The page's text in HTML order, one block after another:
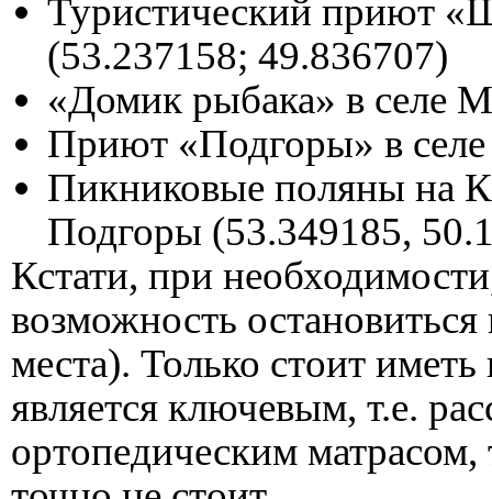
Туристический приют
(53.237158; 49.836707)
«Домик рыбака» в селе
Приют «Подгоры» в
Пикниковые поляны на
Подгоры (53.349185,
Кстати, при
возможность
места). Только стоит
является ключевым, т.е.
ортопедическим